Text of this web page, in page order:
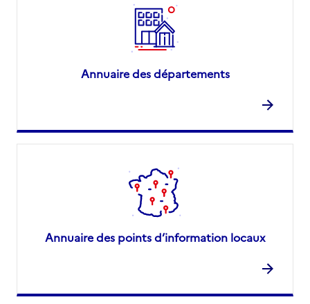
Annuaire des départements
Annuaire des points d’information locaux